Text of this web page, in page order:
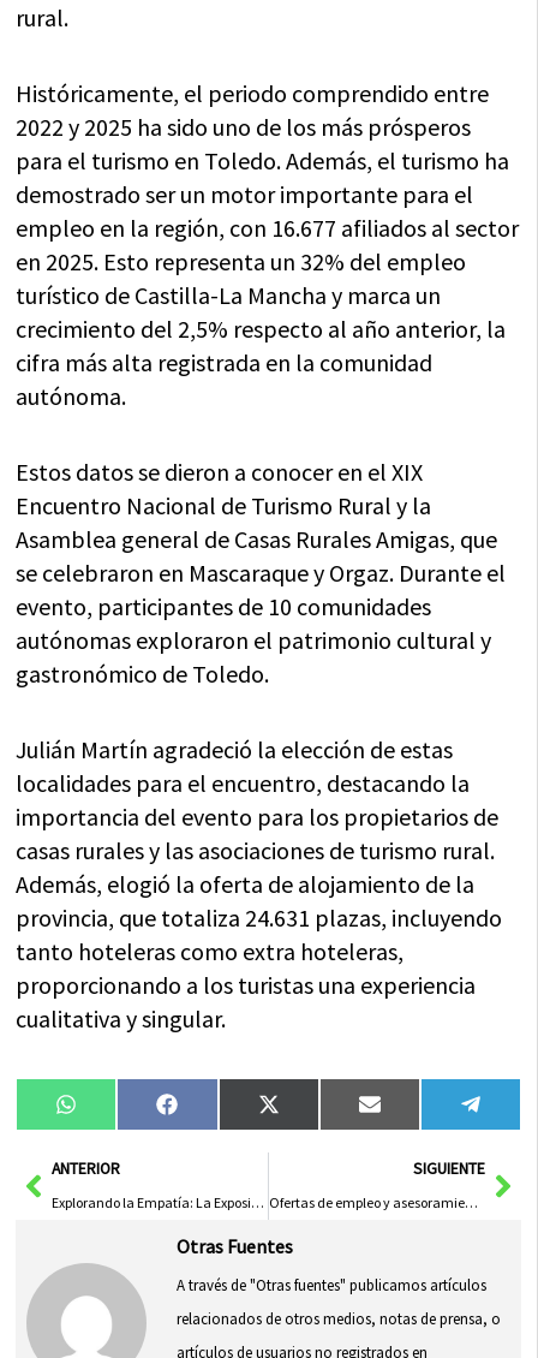
rural.
Históricamente, el periodo comprendido entre
2022 y 2025 ha sido uno de los más prósperos
para el turismo en Toledo. Además, el turismo ha
demostrado ser un motor importante para el
empleo en la región, con 16.677 afiliados al sector
en 2025. Esto representa un 32% del empleo
turístico de Castilla-La Mancha y marca un
crecimiento del 2,5% respecto al año anterior, la
cifra más alta registrada en la comunidad
autónoma.
Estos datos se dieron a conocer en el XIX
Encuentro Nacional de Turismo Rural y la
Asamblea general de Casas Rurales Amigas, que
se celebraron en Mascaraque y Orgaz. Durante el
evento, participantes de 10 comunidades
autónomas exploraron el patrimonio cultural y
gastronómico de Toledo.
Julián Martín agradeció la elección de estas
localidades para el encuentro, destacando la
importancia del evento para los propietarios de
casas rurales y las asociaciones de turismo rural.
Además, elogió la oferta de alojamiento de la
provincia, que totaliza 24.631 plazas, incluyendo
tanto hoteleras como extra hoteleras,
proporcionando a los turistas una experiencia
cualitativa y singular.
Compartir
en
WhatsAppCompartir
en
FacebookCompartir
en
X
(Twitter)
Compartir
en
Email
en
AntANTERIOR
Explorando la Empatía: La Exposición que Desafía la Indiferencia ante la Violencia de Género
SIGUIENTE
Ofertas de empleo y asesoramiento de UGT Castilla-La Mancha
Otras Fuentes
A través de "Otras fuentes" publicamos artículos
relacionados de otros medios, notas de prensa, o
artículos de usuarios no registrados en